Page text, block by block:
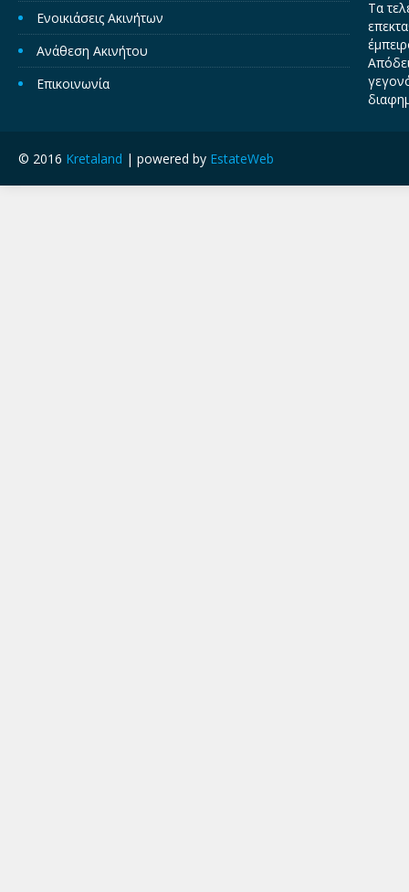
Ενοικιάσεις Ακινήτων
Ανάθεση Ακινήτου
Επικοινωνία
Τα
© 2016 Kretaland | powered by EstateWeb